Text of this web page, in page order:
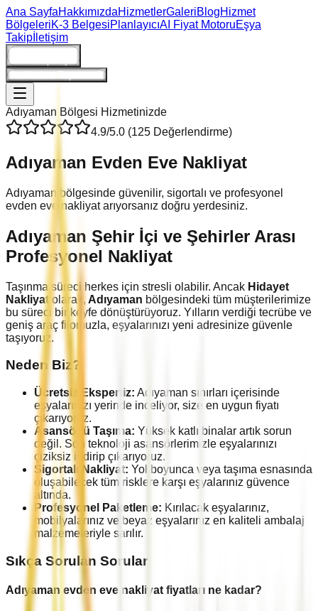
Ana SayfaHakkımızdaHizmetlerGaleriBlogHizmet
BölgeleriK-3 BelgesiPlanlayıcıAI Fiyat MotoruEşya
Takip İletişim
Adıyaman Bölgesi Hizmetinizde
4.9/5.0 (125 Değerlendirme)
Adıyaman Evden Eve Nakliyat
Adıyaman bölgesinde güvenilir, sigortalı ve profesyonel
evden eve nakliyat arıyorsanız doğru yerdesiniz.
Adıyaman Şehir İçi ve Şehirler Arası
Profesyonel Nakliyat
Taşınma süreci herkes için stresli olabilir. Ancak Hidayet
Nakliyat olarak, Adıyaman bölgesindeki tüm müşterilerimize
bu süreci bir keyfe dönüştürüyoruz. Yılların verdiği tecrübe ve
geniş araç filomuzla, eşyalarınızı yeni adresinize güvenle
taşıyoruz.
Neden Biz?
Ücretsiz Ekspertiz: Adıyaman sınırları içerisinde
eşyalarınızı yerinde inceliyor, size en uygun fiyatı
çıkarıyoruz.
Asansörlü Taşıma: Yüksek katlı binalar artık sorun
değil. Son teknoloji asansörlerimizle eşyalarınızı
çiziksiz indirip çıkarıyoruz.
Sigortalı Nakliyat: Yol boyunca veya taşıma esnasında
oluşabilecek tüm risklere karşı eşyalarınız güvence
altında.
Profesyonel Paketleme: Kırılacak eşyalarınız,
mobilyalarınız ve beyaz eşyalarınız en kaliteli ambalaj
malzemeleriyle sarılır.
Sıkça Sorulan Sorular
Adıyaman evden eve nakliyat fiyatları ne kadar?